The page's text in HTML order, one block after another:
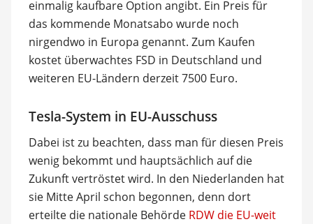
einmalig kaufbare Option angibt. Ein Preis für
das kommende Monatsabo wurde noch
nirgendwo in Europa genannt. Zum Kaufen
kostet überwachtes FSD in Deutschland und
weiteren EU-Ländern derzeit 7500 Euro.
Tesla-System in EU-Ausschuss
Dabei ist zu beachten, dass man für diesen Preis
wenig bekommt und hauptsächlich auf die
Zukunft vertröstet wird. In den Niederlanden hat
sie Mitte April schon begonnen, denn dort
erteilte die nationale Behörde RDW die EU-weit